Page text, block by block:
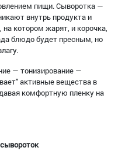
пищи. Сыворотка —
внутрь продукта и
котором жарят, и корочка,
блюдо будет пресным, но
— тонизирование —
активные вещества в
комфортную пленку на